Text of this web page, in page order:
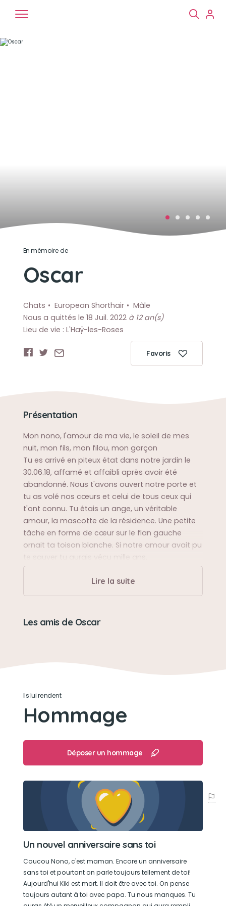
En mémoire de
Oscar
Chats European Shorthair
Mâle
Nous a quittés le 18 Juil. 2022 à 12 an(s)
Lieu de vie : L'Haÿ-les-Roses
Favoris
Présentation
Mon nono, l'amour de ma vie, le soleil de mes
nuit, mon fils, mon filou, mon garçon
Tu es arrivé en piteux état dans notre jardin le
30.06.18, affamé et affaibli après avoir été
abandonné. Nous t'avons ouvert notre porte et
tu as volé nos cœurs et celui de tous ceux qui
t'ont connu. Tu étais un ange, un véritable
amour, la mascotte de la résidence. Une petite
tâche en forme de cœur sur le flan gauche
ornait ta toison blanche. Si notre amour avait pu
te sauver tu aurais vécu mille ans.
Sa balade préférée
dans tous les sens. Tu avais un petit coin de
Tu t'entêtais à nous réveiller tous mes matins à
Tenace.Tu as survécu à un cancer de la peau,
puis à l'abandon de tes anciens maîtres. Tu t'es
Son jouet préféré
Tu n'as jamais vraiment été joueur, préférant
jouir de ta liberté dans ton jardin dehors.
Son loisir préféré
Tes balades dans le jardin, les câlins avec papa
Lire la suite
Les amis de Oscar
Ils lui rendent
Hommage
Déposer un hommage
Un nouvel anniversaire sans toi
Coucou Nono, c'est maman. Encore un anniversaire
sans toi et pourtant on parle toujours tellement de toi!
Aujourd'hui Kiki est mort. Il doit être avec toi. On pense
toujours autant à toi avec papa. Tu nous manques. Tu